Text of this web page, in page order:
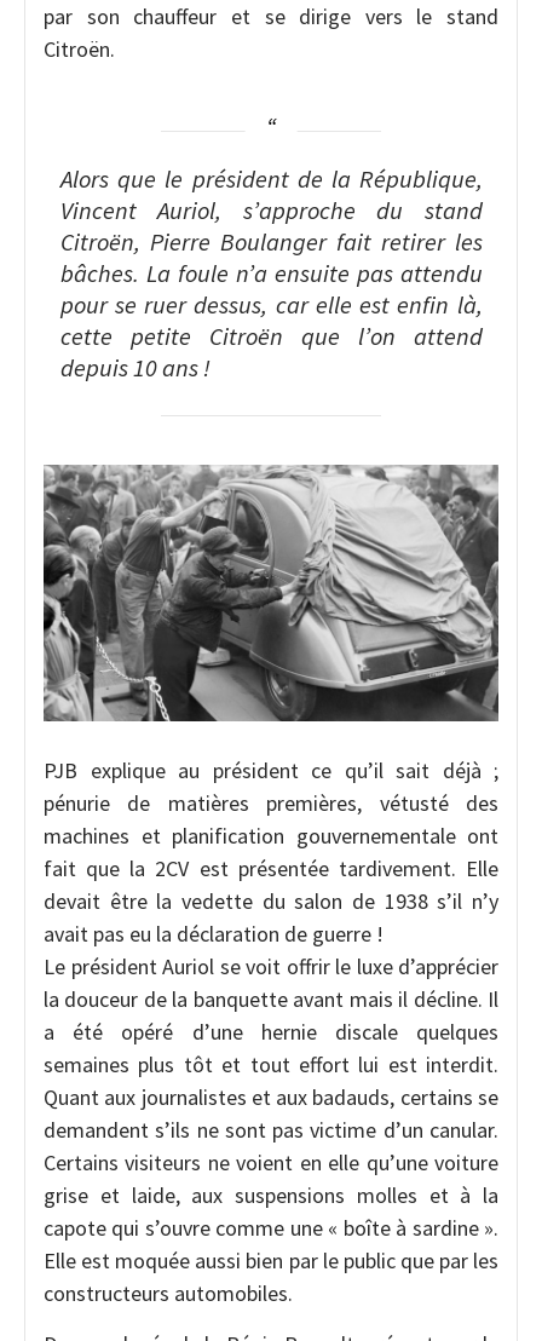
par son chauffeur et se dirige vers le stand
Citroën.
Alors que le président de la République,
Vincent Auriol, s’approche du stand
Citroën, Pierre Boulanger fait retirer les
bâches. La foule n’a ensuite pas attendu
pour se ruer dessus, car elle est enfin là,
cette petite Citroën que l’on attend
depuis 10 ans !
PJB explique au président ce qu’il sait déjà ;
pénurie de matières premières, vétusté des
machines et planification gouvernementale ont
fait que la 2CV est présentée tardivement. Elle
devait être la vedette du salon de 1938 s’il n’y
avait pas eu la déclaration de guerre !
Le président Auriol se voit offrir le luxe d’apprécier
la douceur de la banquette avant mais il décline. Il
a été opéré d’une hernie discale quelques
semaines plus tôt et tout effort lui est interdit.
Quant aux journalistes et aux badauds, certains se
demandent s’ils ne sont pas victime d’un canular.
Certains visiteurs ne voient en elle qu’une voiture
grise et laide, aux suspensions molles et à la
capote qui s’ouvre comme une « boîte à sardine ».
Elle est moquée aussi bien par le public que par les
constructeurs automobiles.